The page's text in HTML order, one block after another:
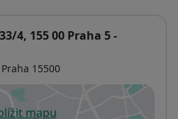
4, 155 00 Praha 5 -
Praha 15500
mapu